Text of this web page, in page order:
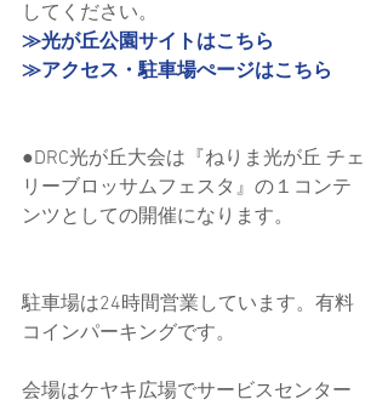
してください。
≫光が丘公園サイトはこちら
≫アクセス・駐車場ぺージはこちら
●DRC光が丘大会は『ねりま光が丘 チェ
リーブロッサムフェスタ』の１コンテ
ンツとしての開催になります。
駐車場は24時間営業しています。有料
コインパーキングです。
会場はケヤキ広場でサービスセンター